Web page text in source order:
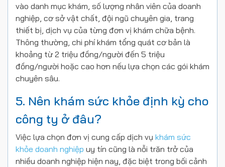
vào danh mục khám, số lượng nhân viên của doanh
nghiệp, cơ sở vật chất, đội ngũ chuyên gia, trang
thiết bị, dịch vụ của từng đơn vị khám chữa bệnh.
Thông thường, chi phí khám tổng quát cơ bản là
khoảng từ 2 triệu đồng/người đến 5 triệu
đồng/người hoặc cao hơn nếu lựa chọn các gói khám
chuyên sâu.
5. Nên khám sức khỏe định kỳ cho
công ty ở đâu?
Việc lựa chọn đơn vị cung cấp dịch vụ khám sức
khỏe doanh nghiệp uy tín cũng là nỗi trăn trở của
nhiều doanh nghiệp hiện nay, đặc biệt trong bối cảnh